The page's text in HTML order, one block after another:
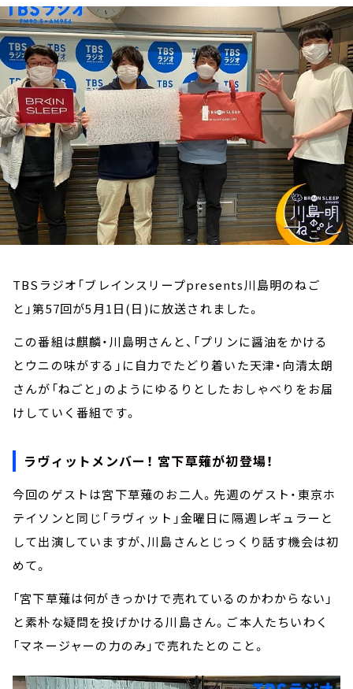
イベント・グッズ
YouTube
会社情報
TBSラジオ「ブレインスリープpresents川島明のねご
と」第57回が5月1日(日)に放送されました。
この番組は麒麟・川島明さんと、「プリンに醤油をかける
とウニの味がする」に自力でたどり着いた天津・向清太朗
さんが「ねごと」のようにゆるりとしたおしゃべりをお届
けしていく番組です。
ラヴィットメンバー！ 宮下草薙が初登場！
今回のゲストは宮下草薙のお二人。先週のゲスト・東京ホ
テイソンと同じ「ラヴィット」金曜日に隔週レギュラーと
して出演していますが、川島さんとじっくり話す機会は初
めて。
「宮下草薙は何がきっかけで売れているのかわからない」
と素朴な疑問を投げかける川島さん。ご本人たちいわく
「マネージャーの力のみ」で売れたとのこと。